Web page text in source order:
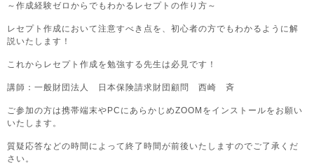
～作成経験ゼロからでもわかるレセプトの作り方～
レセプト作成において注意すべき点を、初心者の方でもわかるように解
説いたします！
これからレセプト作成を勉強する先生は必見です！
講師：一般財団法人 日本保険請求財団顧問 西崎 斉
ご参加の方は携帯端末やPCにあらかじめZOOMをインストールをお願い
いたします。
質疑応答などの時間によって終了時間が前後いたしますのでご了承くだ
さい。